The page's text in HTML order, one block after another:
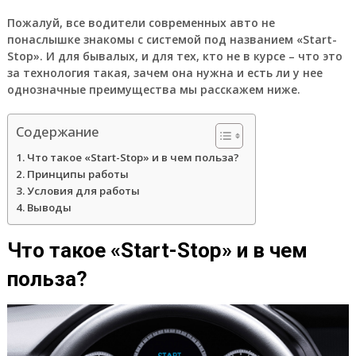
Пожалуй, все водители современных авто не
понаслышке знакомы с системой под названием «Start-
Stop». И для бывалых, и для тех, кто не в курсе – что это
за технология такая, зачем она нужна и есть ли у нее
однозначные преимущества мы расскажем ниже.
Содержание
Что такое «Start-Stop» и в чем польза?
Принципы работы
Условия для работы
Выводы
Что такое «Start-Stop» и в чем
польза?